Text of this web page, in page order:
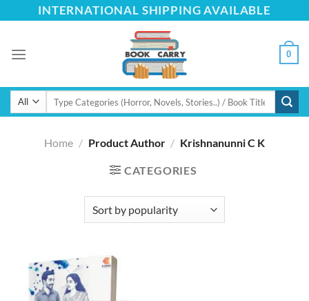
to
INTERNATIONAL SHIPPING AVAILABLE
0
Search
Home / Product Author / Krishnanunni C K
CATEGORIES